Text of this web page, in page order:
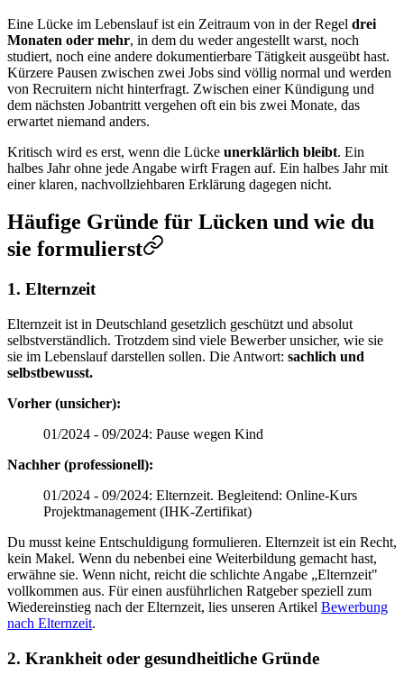
Eine Lücke im Lebenslauf ist ein Zeitraum von in der Regel drei
Monaten oder mehr, in dem du weder angestellt warst, noch
studiert, noch eine andere dokumentierbare Tätigkeit ausgeübt hast.
Kürzere Pausen zwischen zwei Jobs sind völlig normal und werden
von Recruitern nicht hinterfragt. Zwischen einer Kündigung und
dem nächsten Jobantritt vergehen oft ein bis zwei Monate, das
erwartet niemand anders.
Kritisch wird es erst, wenn die Lücke unerklärlich bleibt. Ein
halbes Jahr ohne jede Angabe wirft Fragen auf. Ein halbes Jahr mit
einer klaren, nachvollziehbaren Erklärung dagegen nicht.
Häufige Gründe für Lücken und wie du
sie formulierst
1. Elternzeit
Elternzeit ist in Deutschland gesetzlich geschützt und absolut
selbstverständlich. Trotzdem sind viele Bewerber unsicher, wie sie
sie im Lebenslauf darstellen sollen. Die Antwort: sachlich und
selbstbewusst.
Vorher (unsicher):
01/2024 - 09/2024: Pause wegen Kind
Nachher (professionell):
01/2024 - 09/2024: Elternzeit. Begleitend: Online-Kurs
Projektmanagement (IHK-Zertifikat)
Du musst keine Entschuldigung formulieren. Elternzeit ist ein Recht,
kein Makel. Wenn du nebenbei eine Weiterbildung gemacht hast,
erwähne sie. Wenn nicht, reicht die schlichte Angabe „Elternzeit"
vollkommen aus. Für einen ausführlichen Ratgeber speziell zum
Wiedereinstieg nach der Elternzeit, lies unseren Artikel Bewerbung
nach Elternzeit.
2. Krankheit oder gesundheitliche Gründe